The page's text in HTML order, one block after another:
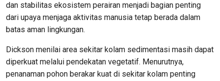
dan stabilitas ekosistem perairan menjadi bagian penting
dari upaya menjaga aktivitas manusia tetap berada dalam
batas aman lingkungan.
Dickson menilai area sekitar kolam sedimentasi masih dapat
diperkuat melalui pendekatan vegetatif. Menurutnya,
penanaman pohon berakar kuat di sekitar kolam penting